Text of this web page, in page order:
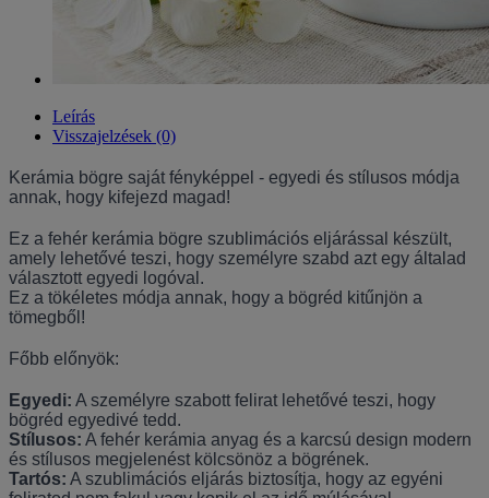
Leírás
Visszajelzések (0)
Kerámia bögre saját fényképpel - egyedi és stílusos módja
annak, hogy kifejezd magad!
Ez a fehér kerámia bögre szublimációs eljárással készült,
amely lehetővé teszi, hogy személyre szabd azt egy általad
választott egyedi logóval.
Ez a tökéletes módja annak, hogy a bögréd kitűnjön a
tömegből!
Főbb előnyök:
Egyedi: A személyre szabott felirat lehetővé teszi, hogy
bögréd egyedivé tedd.
Stílusos: A fehér kerámia anyag és a karcsú design modern
és stílusos megjelenést kölcsönöz a bögrének.
Tartós: A szublimációs eljárás biztosítja, hogy az egyéni